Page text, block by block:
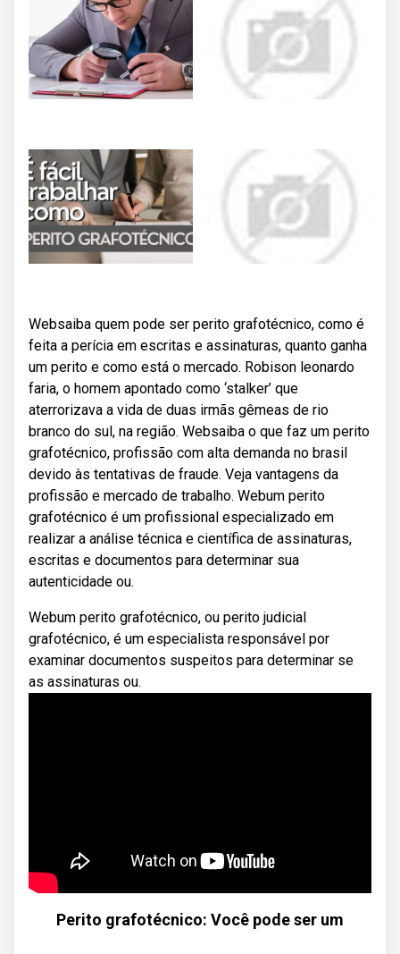
Websaiba quem pode ser perito grafotécnico, como é
feita a perícia em escritas e assinaturas, quanto ganha
um perito e como está o mercado. Robison leonardo
faria, o homem apontado como ‘stalker’ que
aterrorizava a vida de duas irmãs gêmeas de rio
branco do sul, na região. Websaiba o que faz um perito
grafotécnico, profissão com alta demanda no brasil
devido às tentativas de fraude. Veja vantagens da
profissão e mercado de trabalho. Webum perito
grafotécnico é um profissional especializado em
realizar a análise técnica e científica de assinaturas,
escritas e documentos para determinar sua
autenticidade ou.
Webum perito grafotécnico, ou perito judicial
grafotécnico, é um especialista responsável por
examinar documentos suspeitos para determinar se
as assinaturas ou.
Perito grafotécnico: Você pode ser um